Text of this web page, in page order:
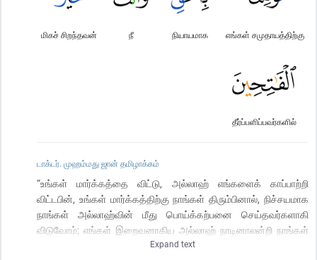
எங்கள் சமுதாயத்திற்கு
நியாயமாக
நீ
மிகச் சிறந்தவன்
தீர்ப்பளிப்பவர்களில்
டாக்டர். முஹம்மது ஜான் தமிழாக்கம்
“உங்கள் மார்க்கத்தை விட்டு, அல்லாஹ் எங்களைக் காப்பாற்றி
விட்டபின், உங்கள் மார்க்கத்திற்கு நாங்கள் திரும்பினால், நிச்சயமாக
நாங்கள் அல்லாஹ்வின் மீது பொய்க்கற்பனை செய்தவர்களாகி
விடுவோம்; எங்கள் இறைவனாகிய அல்லாஹ் நாடினாலன்றி நாங்கள்
அதற்கு திரும்பவே மாட்டோம்; எங்கள் இறைவன் (தன்) ஞானத்தால்
Expand text